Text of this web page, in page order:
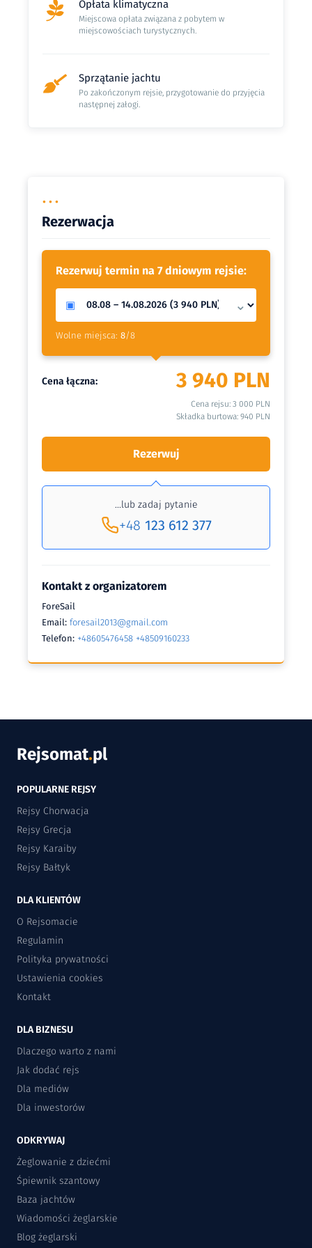
<p>Zbiornik wody 650l</p>
<h4><strong>Jacht przewidziany na 12 osób
osób.</strong></h4>
<p>&nbsp;</p>
Opłata klimatyczna
Miejscowa opłata związana z pobytem w
miejscowościach turystycznych.
Sprzątanie jachtu
Po zakończonym rejsie, przygotowanie do przyjęcia
następnej załogi.
•••
Rezerwacja
Rezerwuj termin na 7 dniowym rejsie:
▣ ⌄
Wolne miejsca: 8/8
Cena łączna: 3 940 PLN
Cena rejsu: 3 000 PLN
Składka burtowa: 940 PLN
Rezerwuj
...lub zadaj pytanie
+48 123 612 377
Kontakt z organizatorem
ForeSail
Email: foresail2013@gmail.com
Telefon: +48605476458 +48509160233
Rejsomat.pl
POPULARNE REJSY
Rejsy Chorwacja
Rejsy Grecja
Rejsy Karaiby
Rejsy Bałtyk
DLA KLIENTÓW
O Rejsomacie
Regulamin
Polityka prywatności
Ustawienia cookies
Kontakt
DLA BIZNESU
Dlaczego warto z nami
Jak dodać rejs
Dla mediów
Dla inwestorów
ODKRYWAJ
Żeglowanie z dziećmi
Śpiewnik szantowy
Baza jachtów
Wiadomości żeglarskie
Blog żeglarski